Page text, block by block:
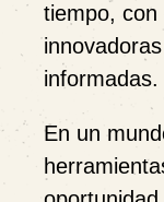
tiempo, con
informadas.
En un